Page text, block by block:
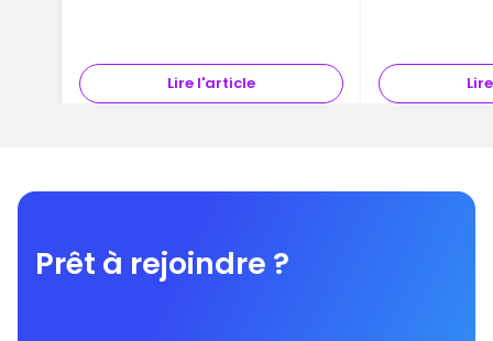
Lire l'article
Prêt à rejoindre ?